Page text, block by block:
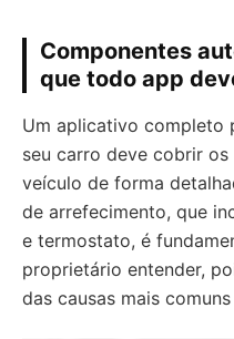
Componentes
que todo app
Um aplicativo completo
seu carro deve cobrir
veículo de forma
de arrefecimento, que
e termostato, é
proprietário entender,
das causas mais